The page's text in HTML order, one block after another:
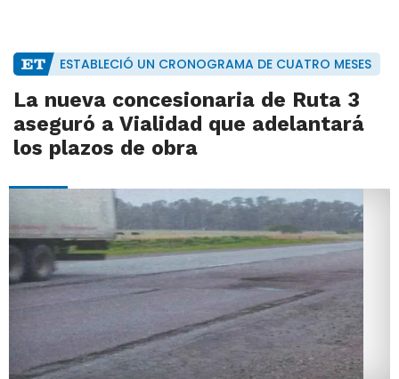
ESTABLECIÓ UN CRONOGRAMA DE CUATRO MESES
La nueva concesionaria de Ruta 3
aseguró a Vialidad que adelantará
los plazos de obra